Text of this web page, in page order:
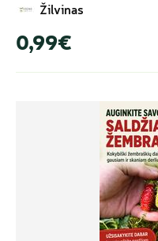
Žilvinas
0,99€